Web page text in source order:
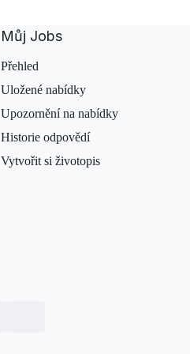
Můj Jobs
Přehled
Uložené nabídky
Upozornění na nabídky
Historie odpovědí
Vytvořit si životopis